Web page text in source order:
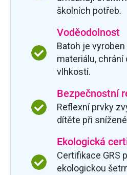
školních potřeb.
Voděodolnost
Batoh je
materiálu, chrání
vlhkostí.
Bezpečnostní
Reflexní prvky
dítěte při
Ekologická
Certifikace GRS
ekologickou